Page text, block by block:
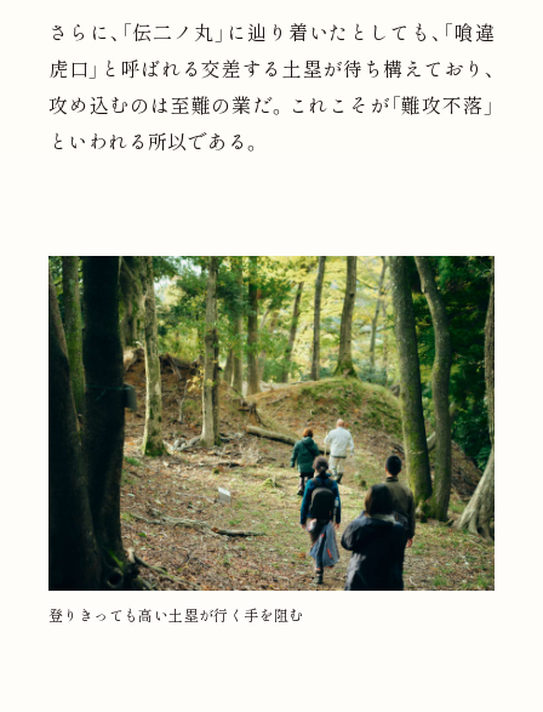
さらに、「伝二ノ丸」に辿り着いたとしても、「喰違
虎口」と呼ばれる交差する土塁が待ち構えており、
攻め込むのは至難の業だ。これこそが「難攻不落」
といわれる所以である。
登りきっても高い土塁が行く手を阻む